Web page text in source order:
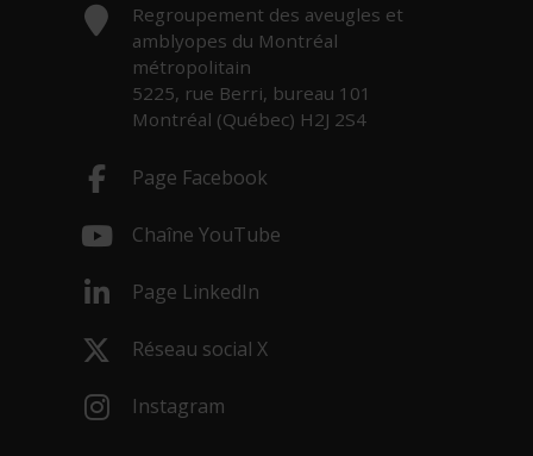
Adresse :
Regroupement des aveugles et
amblyopes du Montréal
métropolitain
5225, rue Berri, bureau 101
Montréal (Québec) H2J 2S4
Page Facebook
Chaîne YouTube
Page LinkedIn
Réseau social X
Instagram